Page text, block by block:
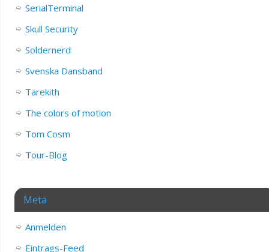
SerialTerminal
Skull Security
Soldernerd
Svenska Dansband
Tarekith
The colors of motion
Tom Cosm
Tour-Blog
Meta
Anmelden
Eintrags-Feed